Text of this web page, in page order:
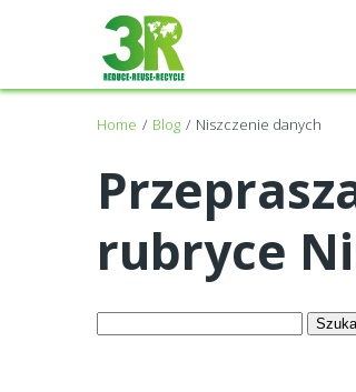
Home Blog Niszczenie danych
rubryce